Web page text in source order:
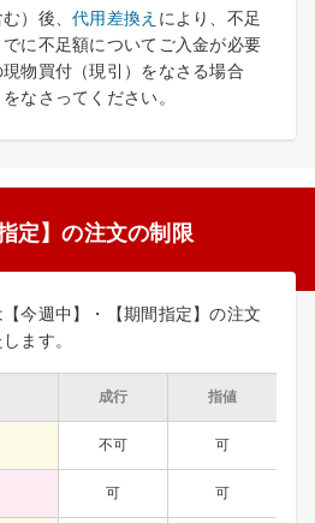
）後、代用差換え により、不足
に不足額についてご入金が必要
物買付（現引）をなさる場合
なさってください。
定】の注文の制限
今週中】・【期間指定】の注文
ます。
成行 指値
不可 可
可 可